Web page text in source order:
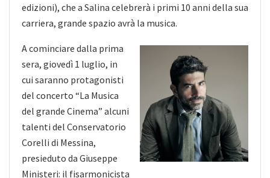
edizioni), che a Salina celebrerà i primi 10 anni della sua
carriera, grande spazio avrà la musica.
A cominciare dalla prima
sera, giovedì 1 luglio, in
cui saranno protagonisti
del concerto “La Musica
del grande Cinema” alcuni
talenti del Conservatorio
Corelli di Messina,
presieduto da Giuseppe
Ministeri: il fisarmonicista